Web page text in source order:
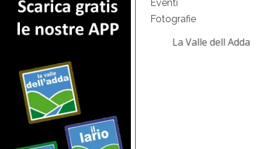
Eventi
Fotografie